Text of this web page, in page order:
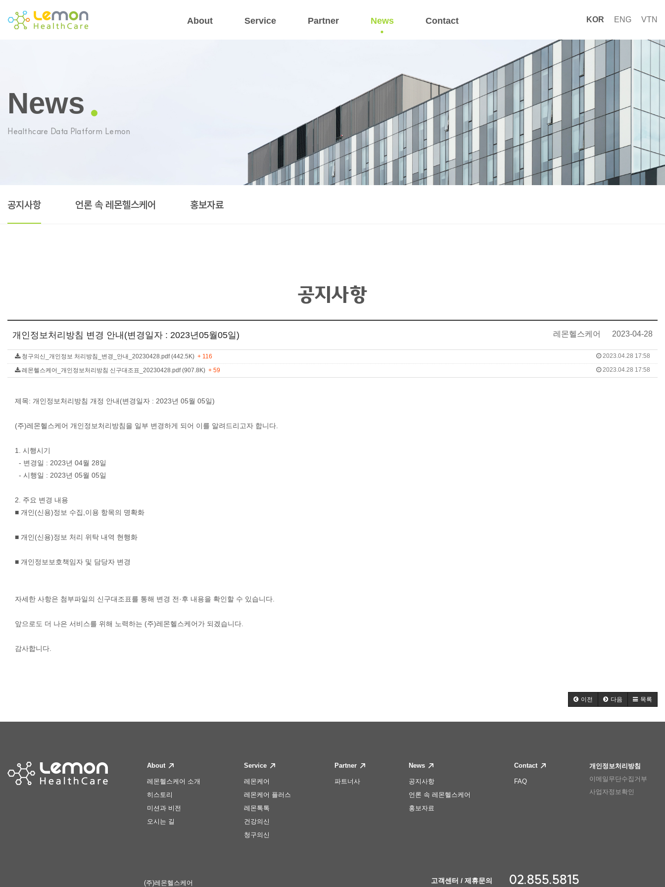
About Service Partner News Contact KOR ENG VTN
News
Healthcare Data Platform Lemon
공지사항 언론 속 레몬헬스케어 홍보자료
공지사항
개인정보처리방침 변경 안내(변경일자 : 2023년05월05일) 레몬헬스케어 2023-04-28
2023.04.28 17:58
청구의신_개인정보 처리방침_변경_안내_20230428.pdf (442.5K) + 116
2023.04.28 17:58
레몬헬스케어_개인정보처리방침 신구대조표_20230428.pdf (907.8K) + 59
제목: 개인정보처리방침 개정 안내(변경일자 : 2023년 05월 05일)
(주)레몬헬스케어 개인정보처리방침을 일부 변경하게 되어 이를 알려드리고자 합니다.
1. 시행시기
- 변경일 : 2023년 04월 28일
- 시행일 : 2023년 05월 05일
2. 주요 변경 내용
■ 개인(신용)정보 수집,이용 항목의 명확화
■ 개인(신용)정보 처리 위탁 내역 현행화
■ 개인정보보호책임자 및 담당자 변경
자세한 사항은 첨부파일의 신구대조표를 통해 변경 전·후 내용을 확인할 수 있습니다.
앞으로도 더 나은 서비스를 위해 노력하는 (주)레몬헬스케어가 되겠습니다.
감사합니다.
이전 다음 목록
About
레몬헬스케어 소개
히스토리
미션과 비전
오시는 길
Service
레몬케어
레몬케어 플러스
레몬톡톡
건강의신
청구의신
Partner
파트너사
News
공지사항
언론 속 레몬헬스케어
홍보자료
Contact
FAQ
개인정보처리방침
이메일무단수집거부
사업자정보확인
(주)레몬헬스케어 고객센터 / 제휴문의 02.855.5815